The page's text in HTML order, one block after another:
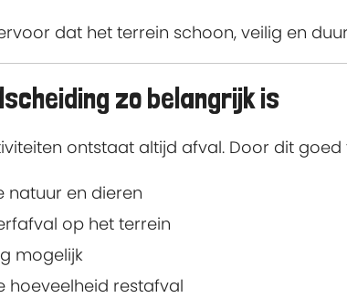
dat het terrein schoon, veilig en
zo belangrijk is
ontstaat altijd afval. Door dit
natuur en dieren
op het terrein
mogelijk
hoeveelheid restafval